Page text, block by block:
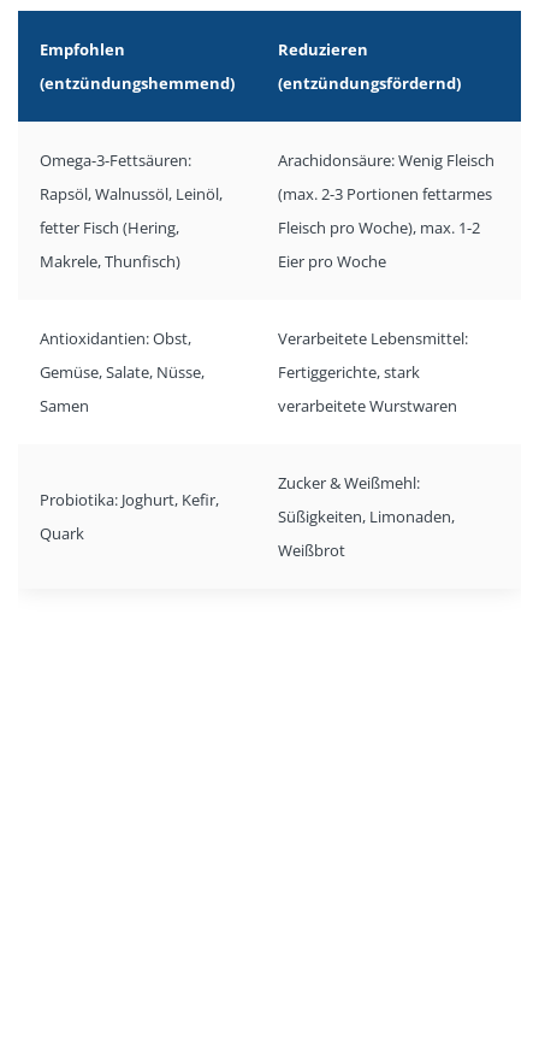
Empfohlen
(entzündungshemmend)
Reduzieren
(entzündungsfördernd)
Omega-3-Fettsäuren:
Rapsöl, Walnussöl, Leinöl,
fetter Fisch (Hering,
Makrele, Thunfisch)
Arachidonsäure: Wenig Fleisch
(max. 2-3 Portionen fettarmes
Fleisch pro Woche), max. 1-2
Eier pro Woche
Antioxidantien: Obst,
Gemüse, Salate, Nüsse,
Samen
Verarbeitete Lebensmittel:
Fertiggerichte, stark
verarbeitete Wurstwaren
Probiotika: Joghurt, Kefir,
Quark
Zucker & Weißmehl:
Süßigkeiten, Limonaden,
Weißbrot